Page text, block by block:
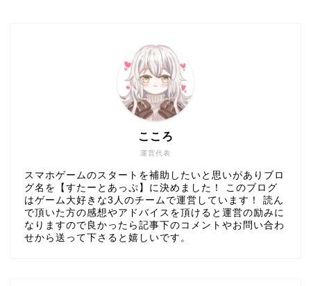
運営代表
こころ
スマホゲームのスタートを補助したいと思いがありブロ
グ名を【すたーとあっぷ】に決めました！ このブログ
はゲーム大好きな3人のチームで運営しています！ 読ん
で頂いた方の感想やアドバイスを頂けると運営の励みに
なりますので良かったら記事下のコメントやお問い合わ
せから送って下さると嬉しいです。